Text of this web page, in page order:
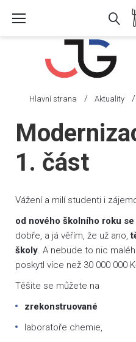
Hlavní strana / Aktuality /
1. část
Vážení a milí studenti i
od nového školního roku se
dobře, a já věřím, že už ano,
školy. A nebude to nic
poskytl více než 30 000 000
Těšite se můžete na
zrekonstruované
laboratoře chemie,